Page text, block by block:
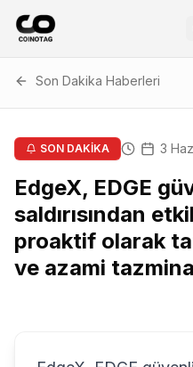
Son Dakika Haberleri
SON DAKİKA 3
EdgeX, EDGE
saldırısından
proaktif olarak
ve azami